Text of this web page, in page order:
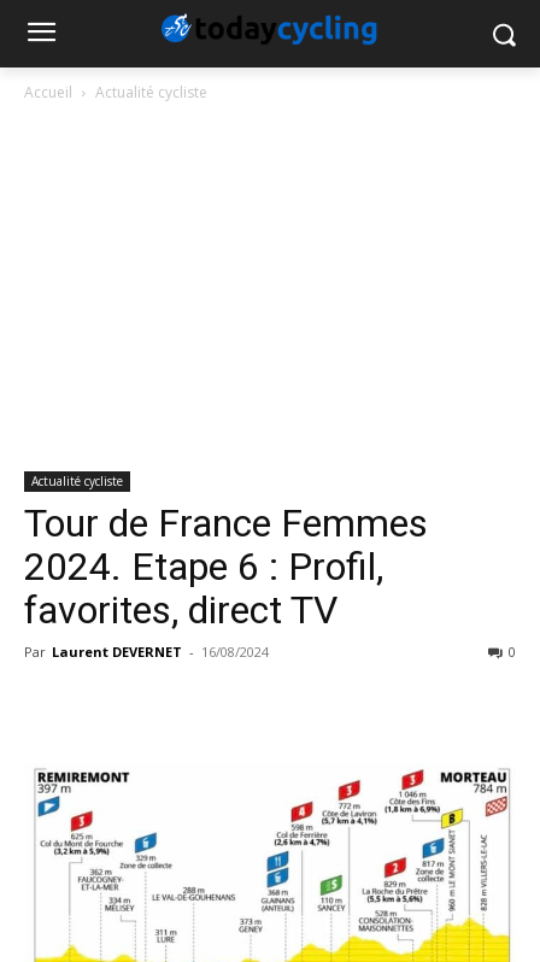
Accueil Actualité cycliste
Actualité cycliste
Tour de France Femmes
2024. Etape 6 : Profil,
favorites, direct TV
Par Laurent DEVERNET - 16/08/2024 0